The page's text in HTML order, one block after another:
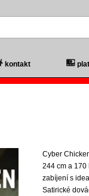
kontakt
Cyber
244 cm a 170
zabíjení s
Satirické